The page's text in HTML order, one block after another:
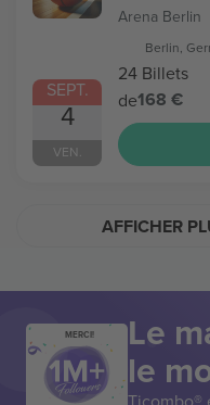
SEPT.
4
VEN.
Arena Berlin
Berlin,
24 Billets
de168 €
AFFICHER
MERCI! Le
le